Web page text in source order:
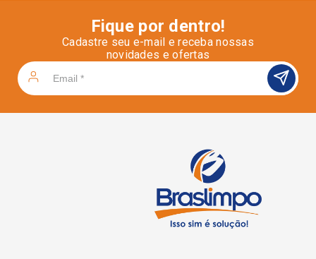
Fique por dentro!
Cadastre seu e-mail e receba nossas
novidades e ofertas